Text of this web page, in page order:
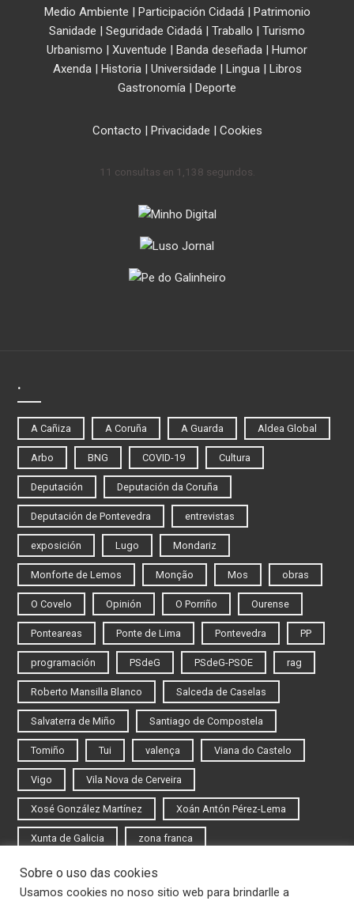
Medio Ambiente | Participación Cidadá| Patrimonio
Sanidade | Seguridade Cidadá | Traballo | Turismo
Urbanismo | Xuventude | Banda deseñada | Humor
Axenda| Historia| Universidade | Lingua| Libros
Gastronomía | Deporte
Contacto | Privacidade | Cookies
11 consultas en 1,138 segundos.
.
A Cañiza A Coruña A Guarda Aldea Global
Arbo BNG COVID-19 Cultura
Deputación Deputación da Coruña
Deputación de Pontevedra entrevistas
exposición Lugo Mondariz
Monforte de Lemos Monção Mos obras
O Covelo Opinión O Porriño Ourense
Ponteareas Ponte de Lima Pontevedra PP
programación PSdeG PSdeG-PSOE rag
Roberto Mansilla Blanco Salceda de Caselas
Salvaterra de Miño Santiago de Compostela
Tomiño Tui valença Viana do Castelo
Vigo Vila Nova de Cerveira
Xosé González Martínez Xoán Antón Pérez-Lema
Xunta de Galicia zona franca
Iniciar sesión
Sobre o uso das cookies
Usamos cookies no noso sitio web para brindarlle a